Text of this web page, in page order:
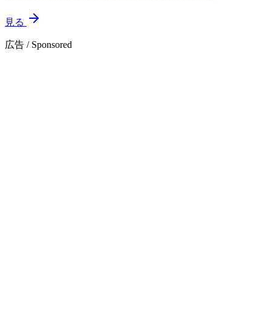
見る
広告 / Sponsored